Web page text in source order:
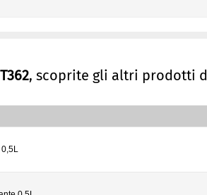
, scoprite gli altri prodotti
0,5L